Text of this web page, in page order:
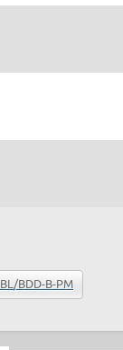
BDD-B-PM